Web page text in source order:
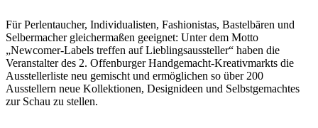
Für Perlentaucher, Individualisten, Fashionistas, Bastelbären und
Selbermacher gleichermaßen geeignet: Unter dem Motto
„Newcomer-Labels treffen auf Lieblingsaussteller“ haben die
Veranstalter des 2. Offenburger Handgemacht-Kreativmarkts die
Ausstellerliste neu gemischt und ermöglichen so über 200
Ausstellern neue Kollektionen, Designideen und Selbstgemachtes
zur Schau zu stellen.